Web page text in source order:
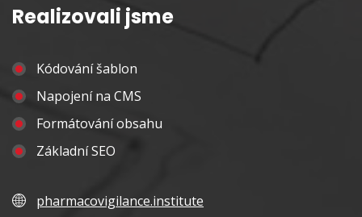
Realizovali jsme
Kódování šablon
Napojení na CMS
Formátování obsahu
Základní SEO
pharmacovigilance.institute